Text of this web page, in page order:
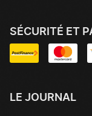
SÉCURITÉ ET
LE JOURNAL